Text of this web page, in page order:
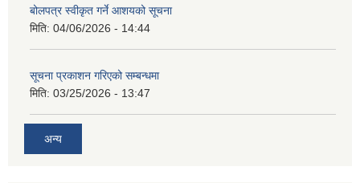
बोलपत्र स्वीकृत गर्ने आशयको सूचना
मिति: 04/06/2026 - 14:44
सूचना प्रकाशन गरिएको सम्बन्धमा
मिति: 03/25/2026 - 13:47
अन्य